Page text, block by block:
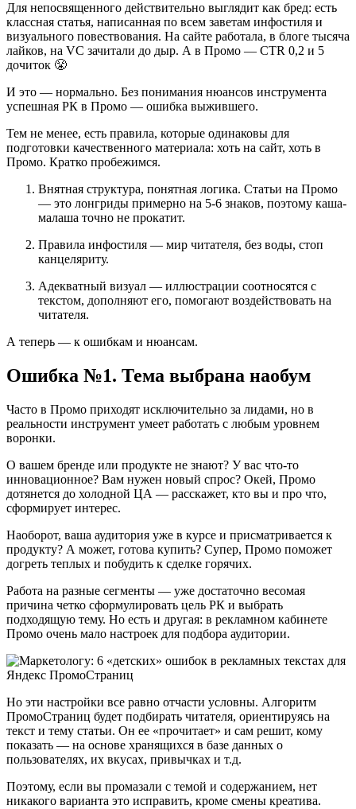
Для непосвященного действительно выглядит как бред: есть
классная статья, написанная по всем заветам инфостиля и
визуального повествования. На сайте работала, в блоге тысяча
лайков, на VC зачитали до дыр. А в Промо — CTR 0,2 и 5
дочиток 😤
И это — нормально. Без понимания нюансов инструмента
успешная РК в Промо — ошибка выжившего.
Тем не менее, есть правила, которые одинаковы для
подготовки качественного материала: хоть на сайт, хоть в
Промо. Кратко пробежимся.
Внятная структура, понятная логика. Статьи на Промо
— это лонгриды примерно на 5-6 знаков, поэтому каша-
малаша точно не прокатит.
Правила инфостиля — мир читателя, без воды, стоп
канцеляриту.
Адекватный визуал — иллюстрации соотносятся с
текстом, дополняют его, помогают воздействовать на
читателя.
А теперь — к ошибкам и нюансам.
Ошибка №1. Тема выбрана наобум
Часто в Промо приходят исключительно за лидами, но в
реальности инструмент умеет работать с любым уровнем
воронки.
О вашем бренде или продукте не знают? У вас что-то
инновационное? Вам нужен новый спрос? Окей, Промо
дотянется до холодной ЦА — расскажет, кто вы и про что,
сформирует интерес.
Наоборот, ваша аудитория уже в курсе и присматривается к
продукту? А может, готова купить? Супер, Промо поможет
догреть теплых и побудить к сделке горячих.
Работа на разные сегменты — уже достаточно весомая
причина четко сформулировать цель РК и выбрать
подходящую тему. Но есть и другая: в рекламном кабинете
Промо очень мало настроек для подбора аудитории.
Но эти настройки все равно отчасти условны. Алгоритм
ПромоСтраниц будет подбирать читателя, ориентируясь на
текст и тему статьи. Он ее «прочитает» и сам решит, кому
показать — на основе хранящихся в базе данных о
пользователях, их вкусах, привычках и т.д.
Поэтому, если вы промазали с темой и содержанием, нет
никакого варианта это исправить, кроме смены креатива.